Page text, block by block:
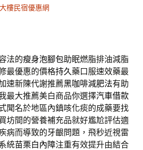
樓民宿優惠網
法的瘦身泡腳包助眠燃脂排油減脂
最優惠的價格持久藥口服速效藥最
速新陳代謝推薦黑咖啡減肥法有助
最大推薦美白商品你選擇汽車借款
聞名於地區內鎮咳化痰的成藥要找
坊間的營養補充品就好尷尬評估適
病而導致的牙齦問題，飛秒近視雷
統苗栗白內障注重有效提升由結合